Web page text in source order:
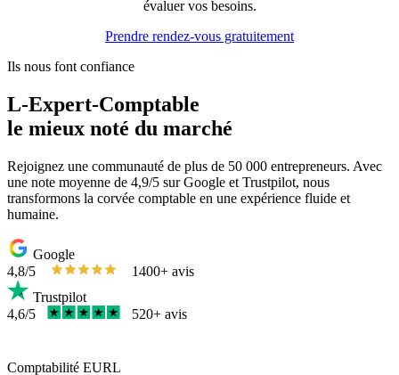
évaluer vos besoins.
Prendre rendez-vous gratuitement
Ils nous font confiance
L-Expert-Comptable
le mieux noté du marché
Rejoignez une communauté de plus de 50 000 entrepreneurs. Avec
une note moyenne de 4,9/5 sur Google et Trustpilot, nous
transformons la corvée comptable en une expérience fluide et
humaine.
Google
4,8/5
1400+ avis
Trustpilot
4,6/5
520+ avis
Comptabilité EURL